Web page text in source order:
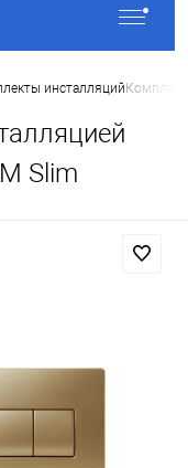
инсталляций Комплект
Slim